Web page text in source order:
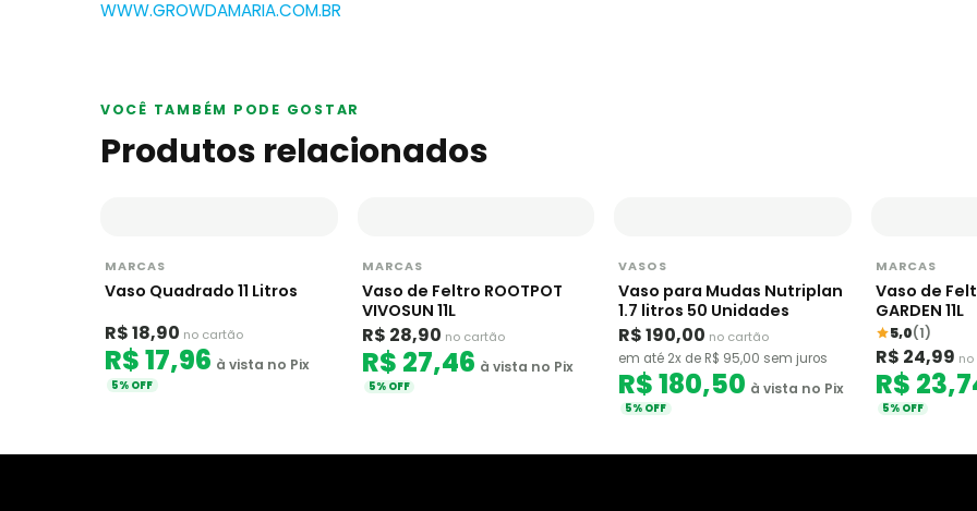
WWW.GROWDAMARIA.COM.BR
VOCÊ TAMBÉM PODE GOSTAR
Produtos relacionados
MARCAS
Vaso Quadrado 11 Litros
R$ 18,90 no cartão
R$ 17,96 à vista no Pix
5% OFF
MARCAS
Vaso de Feltro ROOTPOT
VIVOSUN 11L
R$ 28,90 no cartão
R$ 27,46 à vista no Pix
5% OFF
VASOS
Vaso para Mudas Nutriplan
1.7 litros 50 Unidades
R$ 190,00 no cartão
em até 2x de R$ 95,00 sem juros
R$ 180,50 à vista no Pix
5% OFF
MARCAS
Vaso de
GARDEN 11L
5,0(1)
R$ 24,99
R$
5% OFF